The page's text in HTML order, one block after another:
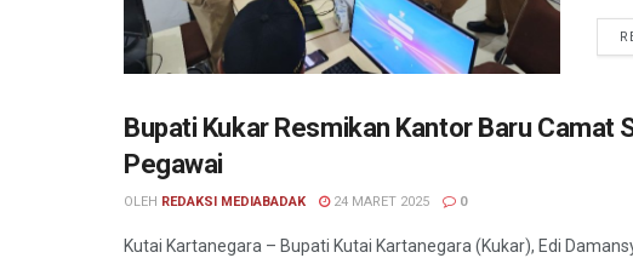
ADVERTORIAL
Bupati Kukar Resmikan Kantor Baru Camat
Pegawai
OLEH REDAKSI MEDIABADAK 24 MARET 2025 0
Kutai Kartanegara – Bupati Kutai Kartanegara (Kukar), Edi